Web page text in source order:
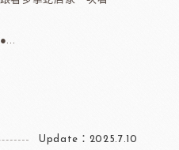
●...
Update：2025.7.10